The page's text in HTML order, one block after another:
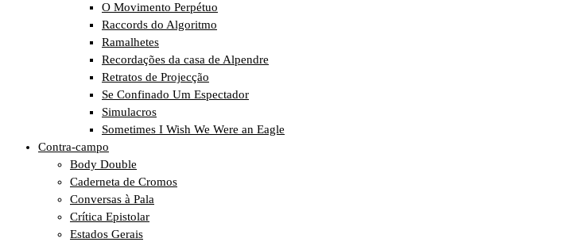
O Movimento Perpétuo
Raccords do Algoritmo
Ramalhetes
Recordações da casa de Alpendre
Retratos de Projecção
Se Confinado Um Espectador
Simulacros
Sometimes I Wish We Were an Eagle
Contra-campo
Body Double
Caderneta de Cromos
Conversas à Pala
Crítica Epistolar
Estados Gerais